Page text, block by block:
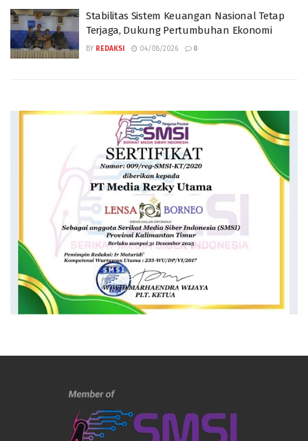
Stabilitas Sistem Keuangan Nasional Tetap
Terjaga, Dukung Pertumbuhan Ekonomi
BY REDAKSI 04/08/2026 0